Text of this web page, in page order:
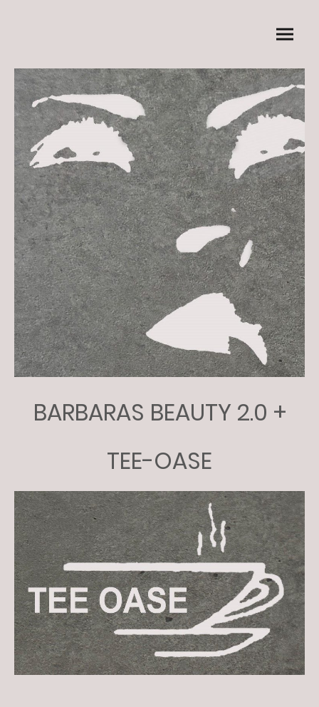
BARBARAS BEAUTY 2.0 +
TEE-OASE